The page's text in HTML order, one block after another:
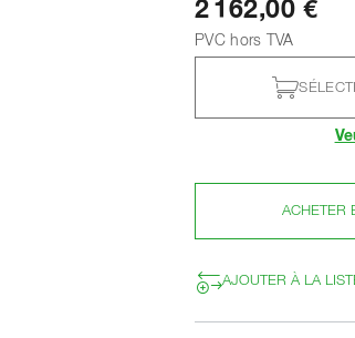
2 162,00 €
PVC hors TVA
ACHETER
AJOUTER À LA